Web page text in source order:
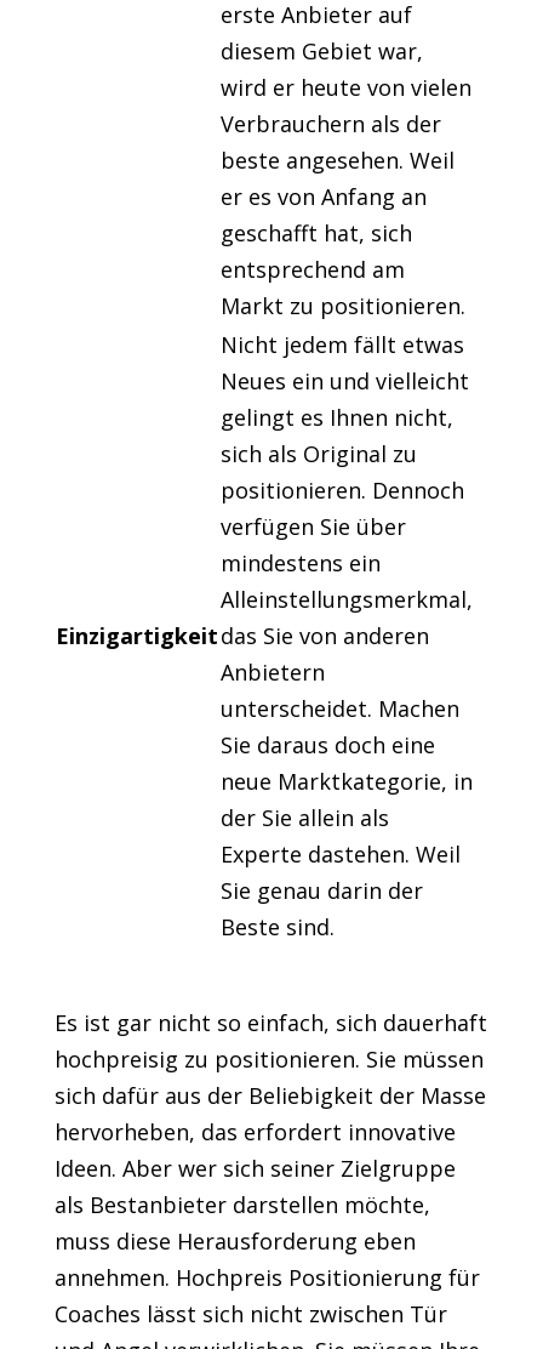
erste Anbieter auf
diesem Gebiet war,
wird er heute von vielen
Verbrauchern als der
beste angesehen. Weil
er es von Anfang an
geschafft hat, sich
entsprechend am
Markt zu positionieren.
Einzigartigkeit
Nicht jedem fällt etwas
Neues ein und vielleicht
gelingt es Ihnen nicht,
sich als Original zu
positionieren. Dennoch
verfügen Sie über
mindestens ein
Alleinstellungsmerkmal,
das Sie von anderen
Anbietern
unterscheidet. Machen
Sie daraus doch eine
neue Marktkategorie, in
der Sie allein als
Experte dastehen. Weil
Sie genau darin der
Beste sind.
Es ist gar nicht so einfach, sich dauerhaft
hochpreisig zu positionieren. Sie müssen
sich dafür aus der Beliebigkeit der Masse
hervorheben, das erfordert innovative
Ideen. Aber wer sich seiner Zielgruppe
als Bestanbieter darstellen möchte,
muss diese Herausforderung eben
annehmen. Hochpreis Positionierung für
Coaches lässt sich nicht zwischen Tür